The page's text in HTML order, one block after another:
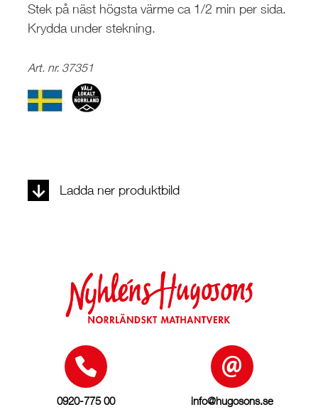
Stek på näst högsta värme ca 1/2 min per sida.
Krydda under stekning.
Art. nr. 37351
Ladda ner produktbild
0920-775 00 info@hugosons.se